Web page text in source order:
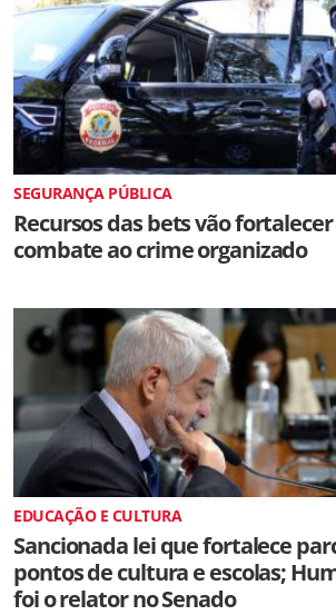
SEGURANÇA PÚBLICA
Recursos das bets vão
combate ao crime organizado
EDUCAÇÃO E CULTURA
Sancionada lei que fortalece
pontos de cultura e escolas;
foi o relator no Senado